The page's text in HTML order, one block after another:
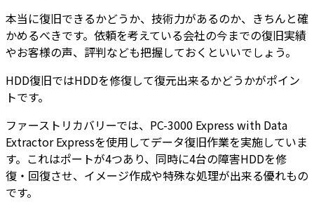
本当に復旧できるかどうか、技術力があるのか、きちんと確
かめるべきです。依頼を考えている会社の今までの復旧実績
やお客様の声、評判なども把握しておくといいでしょう。
HDD復旧ではHDDを修復して復元出来るかどうかがポイン
トです。
ファーストリカバリーでは、PC-3000 Express with Data
Extractor Expressを使用してデータ復旧作業を実施していま
す。これはポートが4つあり、同時に4台の障害HDDを修
復・回復させ、イメージ作成や特殊な処理が出来る優れもの
です。